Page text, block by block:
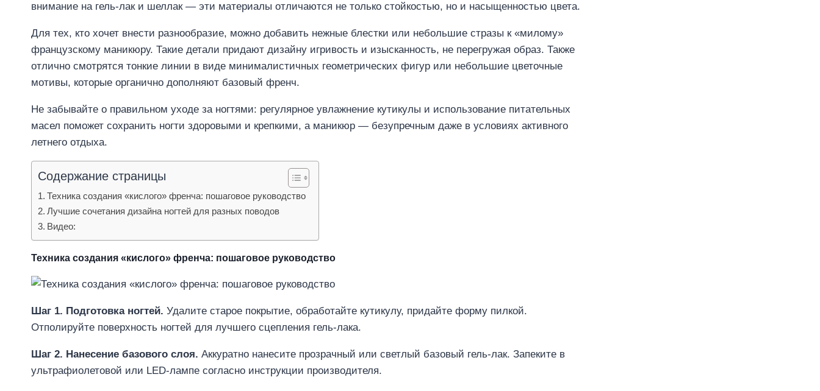
внимание на гель-лак и шеллак — эти материалы отличаются не только стойкостью, но и насыщенностью цвета.
Для тех, кто хочет внести разнообразие, можно добавить нежные блестки или небольшие стразы к «милому»
французскому маникюру. Такие детали придают дизайну игривость и изысканность, не перегружая образ. Также
отлично смотрятся тонкие линии в виде минималистичных геометрических фигур или небольшие цветочные
мотивы, которые органично дополняют базовый френч.
Не забывайте о правильном уходе за ногтями: регулярное увлажнение кутикулы и использование питательных
масел поможет сохранить ногти здоровыми и крепкими, а маникюр — безупречным даже в условиях активного
летнего отдыха.
Содержание страницы
Техника создания «кислого» френча: пошаговое руководство
Лучшие сочетания дизайна ногтей для разных поводов
Видео:
Техника создания «кислого» френча: пошаговое руководство
Шаг 1. Подготовка ногтей. Удалите старое покрытие, обработайте кутикулу, придайте форму пилкой.
Отполируйте поверхность ногтей для лучшего сцепления гель-лака.
Шаг 2. Нанесение базового слоя. Аккуратно нанесите прозрачный или светлый базовый гель-лак. Запеките в
ультрафиолетовой или LED-лампе согласно инструкции производителя.